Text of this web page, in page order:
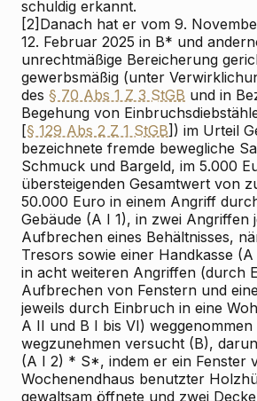
schuldig erkannt.
[2] Danach hat er vom 9.
12. Februar 2025 in B* und
unrechtmäßige Bereicherung
gewerbsmäßig (unter
des § 70 Abs 1 Z 3 StGB und in
Begehung von
[§ 129 Abs 2 Z 1 StGB]) im Urteil
bezeichnete fremde bewegliche
Schmuck und Bargeld, im 5.000
übersteigenden Gesamtwert von
50.000 Euro in einem Angriff
Gebäude (A I 1), in zwei Angriffen
Aufbrechen eines Behältnisses,
Tresors sowie einer Handkasse
in acht weiteren Angriffen (durch
Aufbrechen von Fenstern und
jeweils durch Einbruch in eine
A II und B I bis VI)
wegzunehmen versucht (B),
(A I 2) * S*, indem er ein Fenster
Wochenendhaus benutzter
gewaltsam öffnete und zwei